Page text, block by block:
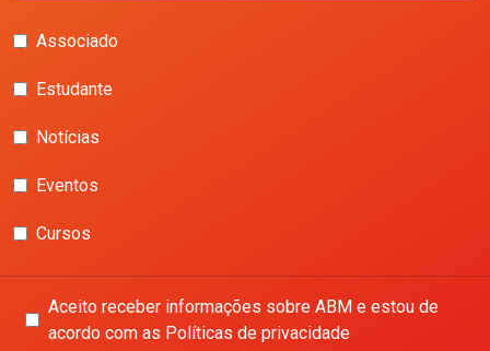
Associado
Estudante
Notícias
Eventos
Cursos
Aceito receber informações sobre ABM e estou de
acordo com as Políticas de privacidade